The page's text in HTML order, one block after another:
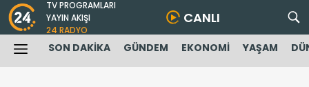
TV PROGRAMLARI
YAYIN AKIŞI
24 RADYO
CANLI
SON DAKİKA GÜNDEM EKONOMİ YAŞAM